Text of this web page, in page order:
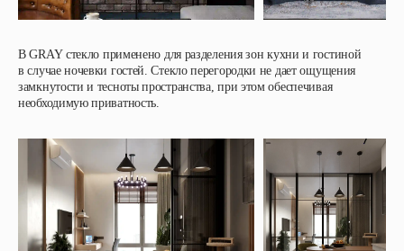
ВGRAYстекло применено для разделения зон кухни и гостиной
в случае ночевки гостей. Стекло перегородки не дает ощущения
замкнутости и тесноты пространства, при этом обеспечивая
необходимую приватность.